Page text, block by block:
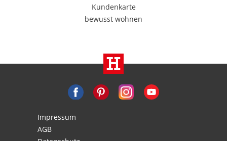
Kundenkarte
bewusst wohnen
Impressum
AGB